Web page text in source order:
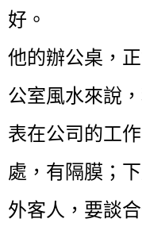
好。
他的辦公桌，
公室風水來說
表在公司的工
處，有隔膜；
外客人，要談